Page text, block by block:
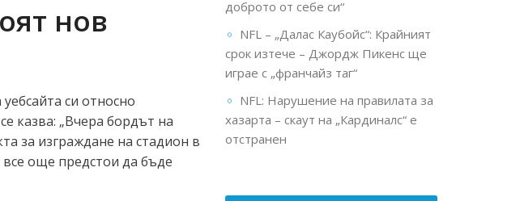
нов
си относно
казва: „Вчера бордът на
за изграждане на стадион в
още предстои да бъде
доброто от себе си“
NFL – „Далас Каубойс“: Крайният
срок изтече – Джордж Пикенс ще
играе с „франчайз таг“
NFL: Нарушение на правилата за
хазарта – скаут на „Кардиналс“ е
отстранен